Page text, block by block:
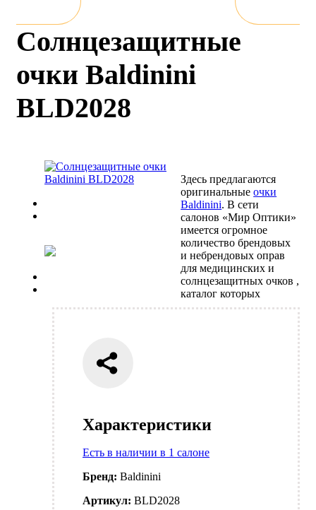
Солнцезащитные
очки Baldinini
BLD2028
Характеристики
Есть в наличии в 1 салоне
Бренд: Baldinini
Артикул: BLD2028
Здесь предлагаются
оригинальныеочки
Baldinini. В сети
салонов «Мир Оптики»
имеется огромное
количество брендовых
и небрендовых оправ
для медицинских и
солнцезащитных очков ,
каталог которых